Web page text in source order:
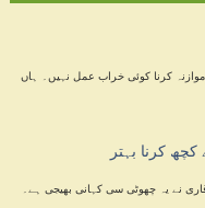
موازنہ کرنا کوئی خراب عمل نہیں۔ ہاں
کرنا بہتر
نے یہ چھوٹی سی کہانی بھیجی ہے۔